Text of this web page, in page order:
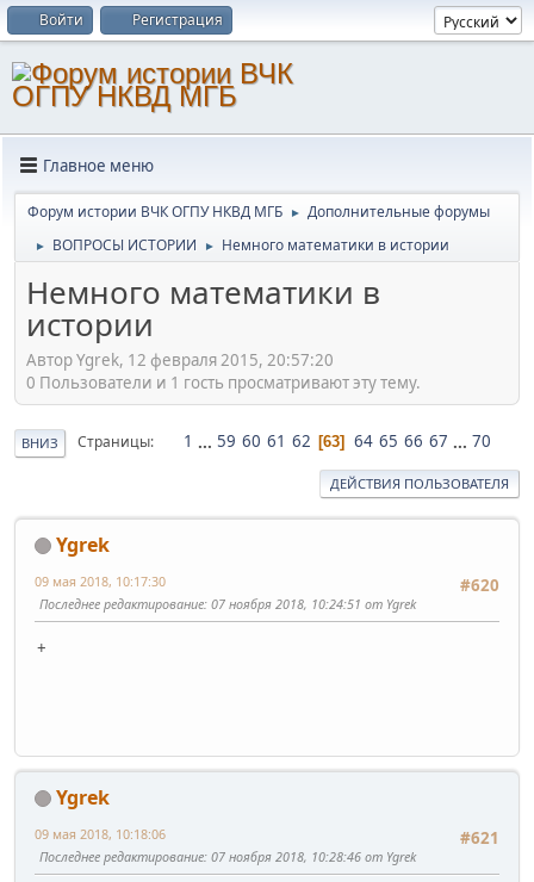
Войти Регистрация
Главное меню
Форум истории ВЧК ОГПУ НКВД МГБ ► Дополнительные форумы
► ВОПРОСЫ ИСТОРИИ ► Немного математики в истории
Немного математики в
истории
Автор Ygrek, 12 февраля 2015, 20:57:20
0 Пользователи и 1 гость просматривают эту тему.
ВНИЗ Страницы 1 ... 59 60 61 62 63 64 65 66 67 ... 70
ДЕЙСТВИЯ ПОЛЬЗОВАТЕЛЯ
Ygrek
#620
09 мая 2018, 10:17:30
Последнее редактирование: 07 ноября 2018, 10:24:51 от Ygrek
+
Ygrek
#621
09 мая 2018, 10:18:06
Последнее редактирование: 07 ноября 2018, 10:28:46 от Ygrek